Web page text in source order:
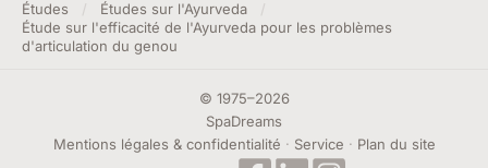
Études
Études sur l'Ayurveda
Étude sur l'efficacité de l'Ayurveda pour les problèmes
d'articulation du genou
© 1975–2026
SpaDreams
Mentions légales & confidentialité · Service · Plan du site